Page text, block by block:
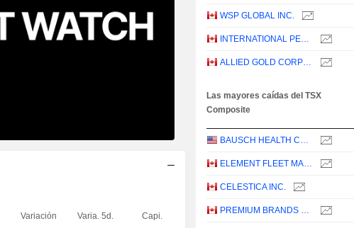
Variación Varia. 5d. Capi.
WSP GLOBAL INC.
INTERNATIONAL PETROLEUM CORPORATION
ALLIED GOLD CORPORATION
Las mayores caídas del TSX
Composite
BAUSCH HEALTH COMPANIES INC.
ELEMENT FLEET MANAGEMENT CORP.
CELESTICA INC.
PREMIUM BRANDS HOLDINGS CORPORATION